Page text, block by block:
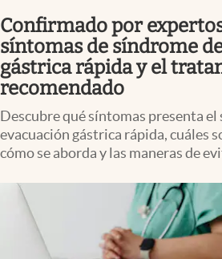
Espiritual
Streaming
Lifestyle
Confirmado por
síntomas de síndrome
gástrica rápida y el
recomendado
Descubre qué síntomas presenta el
evacuación gástrica rápida, cuáles
cómo se aborda y las maneras de